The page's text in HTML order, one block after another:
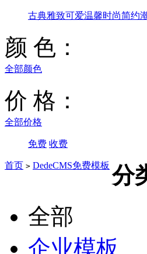
古典雅致可爱温馨时尚简约
颜 色：
全部颜色
价 格：
全部价格
免费 收费
首页 > DedeCMS免费模板 分
全部
企业模板